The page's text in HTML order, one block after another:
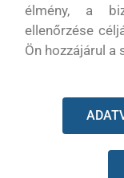
Termék leírása
élmény, a
ellenőrzése
Ön hozzájárul a